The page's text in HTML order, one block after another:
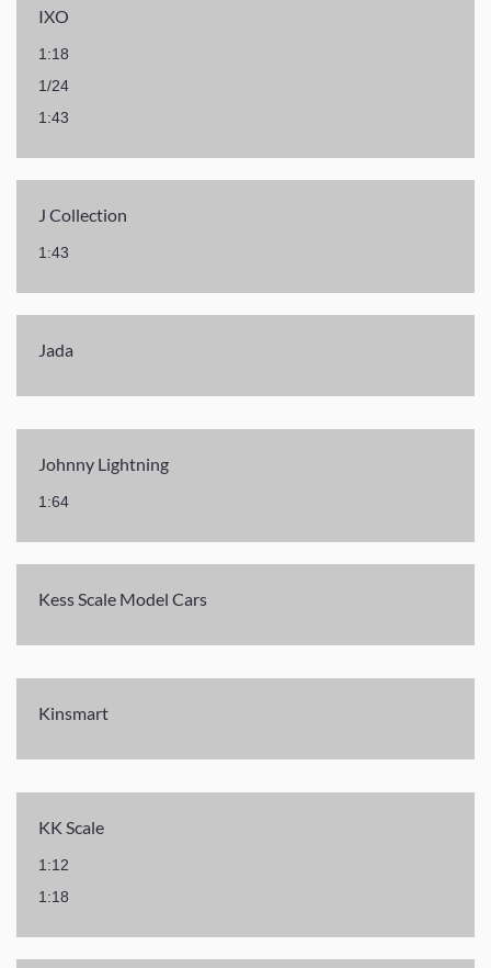
IXO
1:18
1/24
1:43
J Collection
1:43
Jada
Johnny Lightning
1:64
Kess Scale Model Cars
Kinsmart
KK Scale
1:12
1:18